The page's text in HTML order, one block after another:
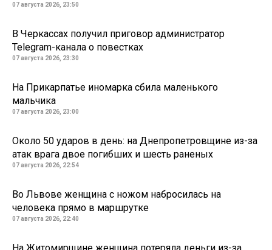
07 августа 2026, 23:50
В Черкассах получил приговор администратор
Telegram-канала о повестках
07 августа 2026, 23:30
На Прикарпатье иномарка сбила маленького
мальчика
07 августа 2026, 23:00
Около 50 ударов в день: на Днепропетровщине из-за
атак врага двое погибших и шесть раненых
07 августа 2026, 22:54
Во Львове женщина с ножом набросилась на
человека прямо в маршрутке
07 августа 2026, 22:40